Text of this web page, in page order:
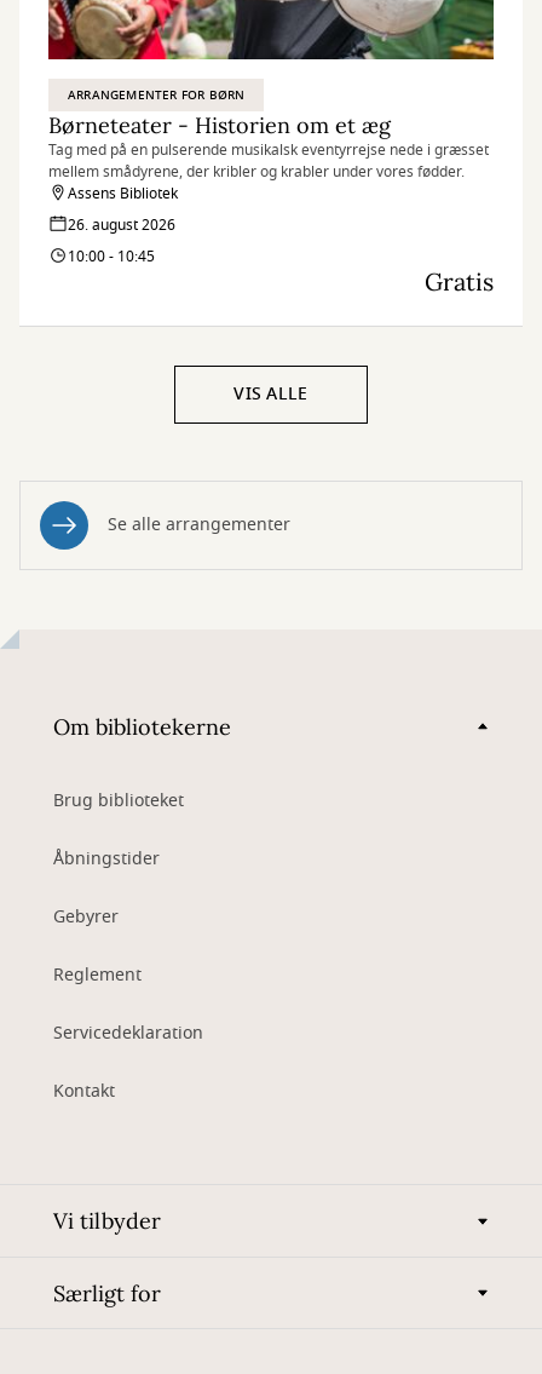
ARRANGEMENTER FOR BØRN
Børneteater - Historien om et æg
Tag med på en pulserende musikalsk eventyrrejse nede i græsset
mellem smådyrene, der kribler og krabler under vores fødder.
Assens Bibliotek
26. august 2026
10:00 - 10:45
Gratis
VIS ALLE
Se alle arrangementer
Om bibliotekerne
Brug biblioteket
Åbningstider
Gebyrer
Reglement
Servicedeklaration
Kontakt
Vi tilbyder
Særligt for